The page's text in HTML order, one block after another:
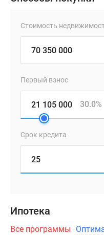
Стоимость
Первый взнос
30.0%
Срок кредита
Ипотека
Все программы